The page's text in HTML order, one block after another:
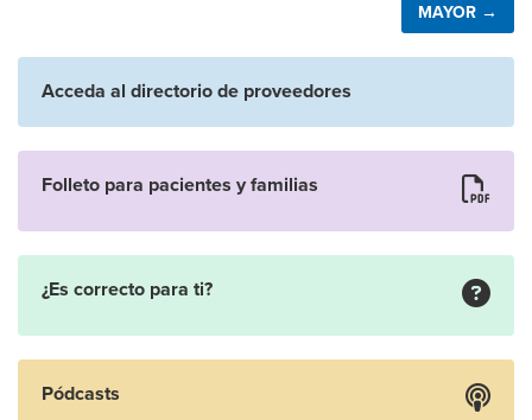
MAYOR →
Acceda al directorio de proveedores
Folleto para pacientes y familias
¿Es correcto para ti?
Pódcasts